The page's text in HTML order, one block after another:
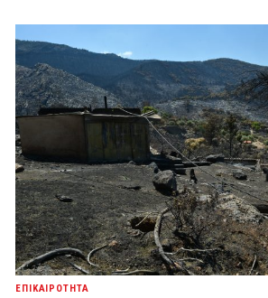
ΕΠΙΚΑΙΡΟΤΗΤΑ